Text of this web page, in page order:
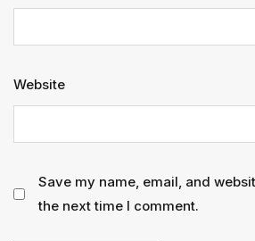
Website
Save my name, email, and
the next time I comment.